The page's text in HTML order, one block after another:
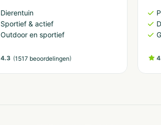
Dierentuin
Sportief & actief
Outdoor en sportief
4.3 (1517 beoordelingen)